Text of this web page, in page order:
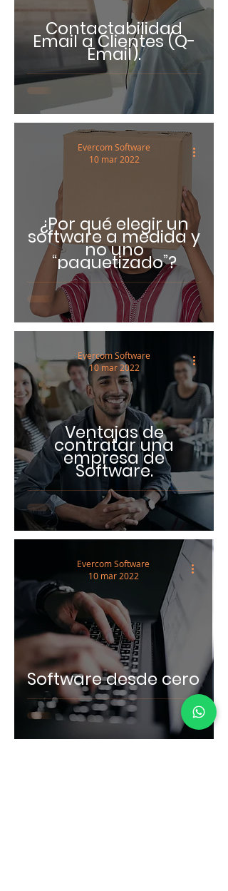
Contactabilidad
Email a Clientes (Q-
Email).
¿Por qué elegir un
software a medida y
no uno
“paquetizado”?
Evercom Software
10 mar 2022
Ventajas de
contratar una
empresa de
Software.
Evercom Software
10 mar 2022
Software desde cero
Evercom Software
10 mar 2022